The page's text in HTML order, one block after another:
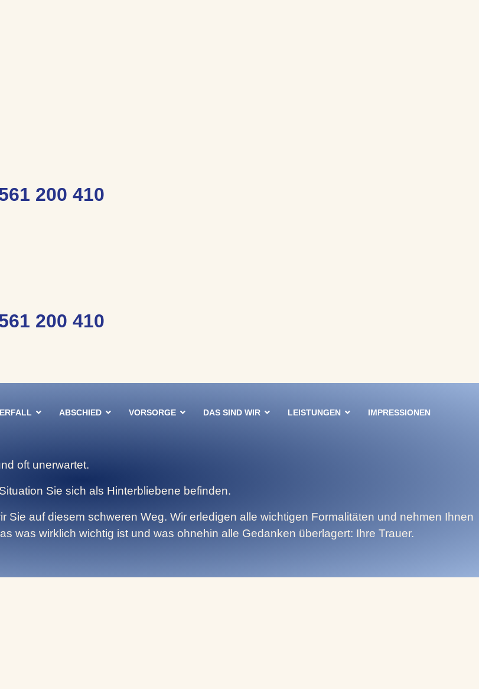
200 410
200 410
ABSCHIED VORSORGE DAS SIND WIR LEISTUNGEN IMPRESSIONEN
oft unerwartet.
Sie sich als Hinterbliebene befinden.
auf diesem schweren Weg. Wir erledigen alle wichtigen Formalitäten und nehmen Ihnen
was wirklich wichtig ist und was ohnehin alle Gedanken überlagert: Ihre Trauer.